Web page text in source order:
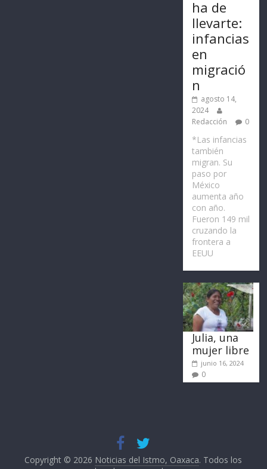
ha de
llevarte:
infancias
en
migració
n
agosto 14,
2024
Redacción
0
*Las infancias
también
migran. Su
paso por
México
aumenta año
con año.
Fueron 149 mil
cruzando la
frontera a
EEUU
Julia, una
mujer libre
junio 16, 2024
0
Copyright © 2026 Noticias del Istmo, Oaxaca. Todos los